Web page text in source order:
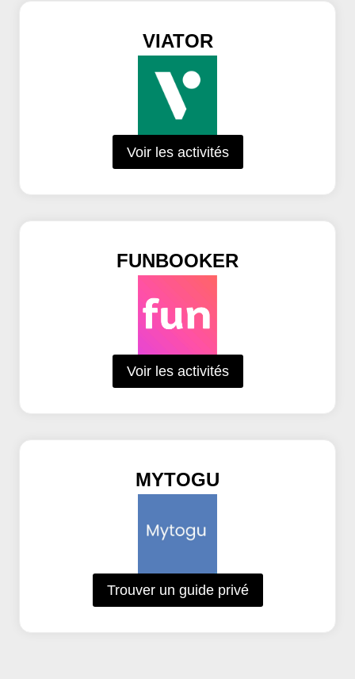
VIATOR
Voir les activités
FUNBOOKER
Voir les activités
MYTOGU
Trouver un guide privé